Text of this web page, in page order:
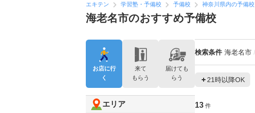
エキテン 学習塾・予備校 予備校 神奈川県内の予備校
海老名市のおすすめ予備校
検索条件 海老名市
21時以降OK
13 件
お店に行
く
来て
もらう
届けても
らう
エリア